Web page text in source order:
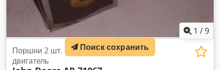
1 /9
Поршни 2 шт. Ø 106,5 мм дизельный
двигатель
Поиск сохранить